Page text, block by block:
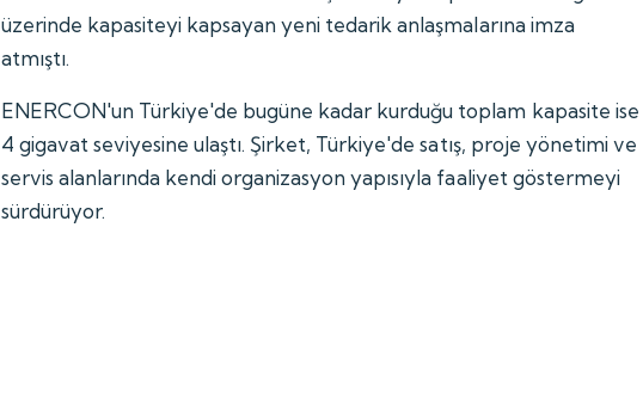
üzerinde kapasiteyi kapsayan yeni tedarik anlaşmalarına imza
atmıştı.
ENERCON'un Türkiye'de bugüne kadar kurduğu toplam kapasite ise
4 gigavat seviyesine ulaştı. Şirket, Türkiye'de satış, proje yönetimi ve
servis alanlarında kendi organizasyon yapısıyla faaliyet göstermeyi
sürdürüyor.